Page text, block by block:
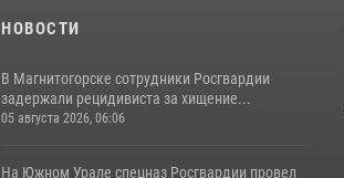
НОВОСТИ
В Магнитогорске сотрудники Росгвардии
задержали рецидивиста за хищение...
05 августа 2026, 06:06
На Южном Урале спецназ Росгвардии провел